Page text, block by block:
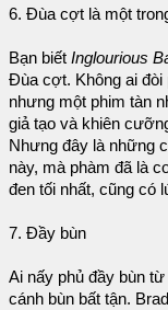
6. Đùa cợt là một
Bạn biết Inglourious
Đùa cợt. Không ai đòi
nhưng một phim tàn
giả tạo và khiên
Nhưng đây là những
này, mà phàm đã là
đen tối nhất, cũng có
7. Đầy bùn
Ai nấy phủ đầy bùn
cánh bùn bất tận.